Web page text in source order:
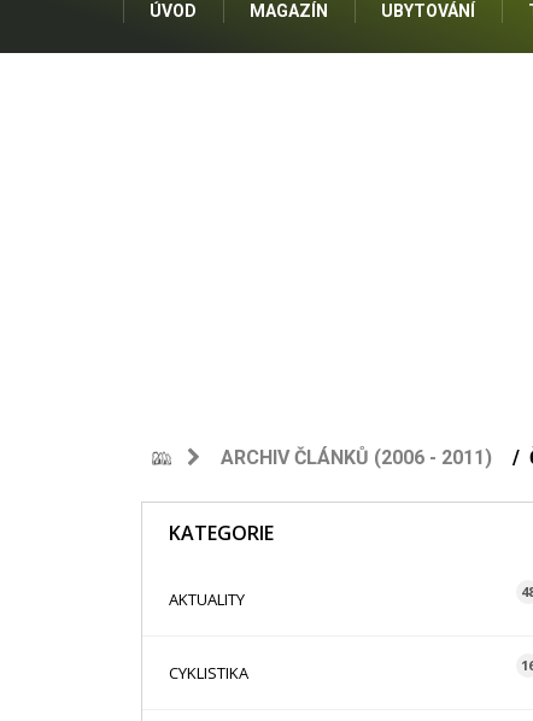
ÚVOD MAGAZÍN UBYTOVÁNÍ
ARCHIV ČLÁNKŮ (2006 - 2011)
KATEGORIE
AKTUALITY
CYKLISTIKA